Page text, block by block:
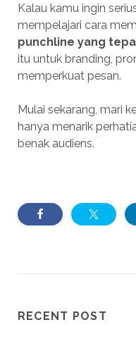
Kalau kamu ingin
mempelajari cara
punchline yang
itu untuk branding,
memperkuat pesan.
Mulai sekarang, mari
hanya menarik
benak audiens.
RECENT POST